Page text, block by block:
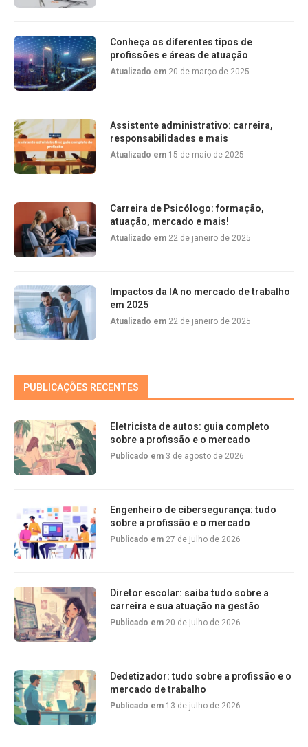
Conheça os diferentes tipos de
profissões e áreas de atuação
Atualizado em 20 de março de 2025
Assistente administrativo: carreira,
responsabilidades e mais
Atualizado em 15 de maio de 2025
Carreira de Psicólogo: formação,
atuação, mercado e mais!
Atualizado em 22 de janeiro de 2025
Impactos da IA no mercado de trabalho
em 2025
Atualizado em 22 de janeiro de 2025
PUBLICAÇÕES RECENTES
Eletricista de autos: guia completo
sobre a profissão e o mercado
Publicado em 3 de agosto de 2026
Engenheiro de cibersegurança: tudo
sobre a profissão e o mercado
Publicado em 27 de julho de 2026
Diretor escolar: saiba tudo sobre a
carreira e sua atuação na gestão
Publicado em 20 de julho de 2026
Dedetizador: tudo sobre a profissão e o
mercado de trabalho
Publicado em 13 de julho de 2026